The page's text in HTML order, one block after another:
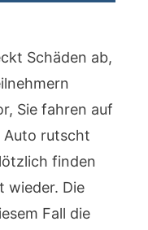
Schäden ab,
Sie fahren auf
Auto rutscht
finden
wieder. Die
Fall die